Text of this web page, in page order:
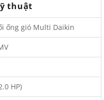
thuật
ống gió Multi Daikin
HP)